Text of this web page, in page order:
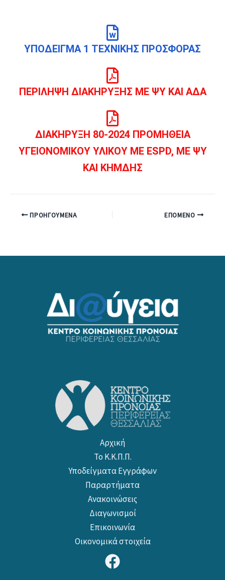
ΥΠΟΔΕΙΓΜΑ 1 ΤΕΧΝΙΚΗΣ ΠΡΟΣΦΟΡΑΣ
ΠΕΡΙΛΗΨΗ ΔΙΑΚΗΡΥΞΗΣ ΜΕ ΨΥ ΚΑΙ ΑΔΑ
ΔΙΑΚΗΡΥΞΗ 80-2024 ΠΡΟΜΗΘΕΙΑ
ΥΓΕΙΟΝΟΜΙΚΟΥ ΥΛΙΚΟΥ ΜΕ ESPD, ΜΕ ΨΥ
ΚΑΙ ΚΗΜΔΗΣ
ΠΡΟΗΓΟΎΜΕΝΑ ΕΠΌΜΕΝΟ
Αρχική
Το Κ.Κ.Π.Π.
Υποδείγματα Εγγράφων
Παραρτήματα
Ανακοινώσεις
Διαγωνισμοί
Επικοινωνία
Οικονομικά στοιχεία